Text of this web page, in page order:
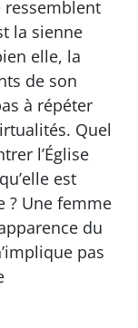
ressemblent
la sienne
elle, la
de son
à répéter
Quel
l’Église
est
? Une femme
du
pas